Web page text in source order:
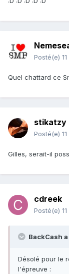
Posté(e)
Quel chattard ce
stikatzy
Posté(e)
Gilles, serait-il
cdreek
Posté(e)
BackCash
Désolé pour le
l'épreuve :